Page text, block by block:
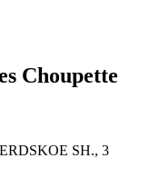
Choupette
SH., 3